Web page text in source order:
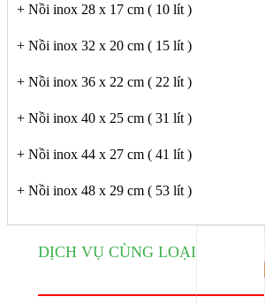
+ Nồi inox 28 x 17 cm ( 10 lít )
+ Nồi inox 32 x 20 cm ( 15 lít )
+ Nồi inox 36 x 22 cm ( 22 lít )
+ Nồi inox 40 x 25 cm ( 31 lít )
+ Nồi inox 44 x 27 cm ( 41 lít )
+ Nồi inox 48 x 29 cm ( 53 lít )
DỊCH VỤ CÙNG LOẠI